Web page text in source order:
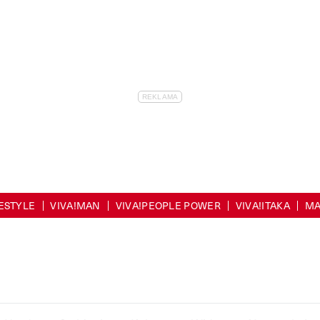
VIVA!MAN VIVA!PEOPLE POWER VIVA!ITAKA